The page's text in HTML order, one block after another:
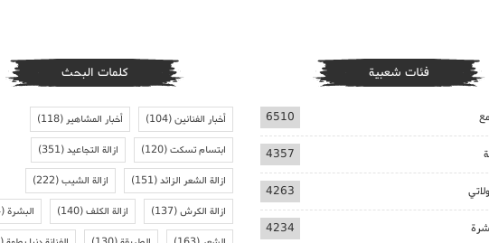
فئات شعبية
6510
4357
4263
4234
كلمات البحث
أخبار الفنانين(104) أخبار المشاهير(118)
ابتسام تسكت(120) ازالة التجاعيد(351)
ازالة الشعر الزائد(151) ازالة الشيب(222)
ازالة الكرش(137) ازالة الكلف(140) البشرة(194)